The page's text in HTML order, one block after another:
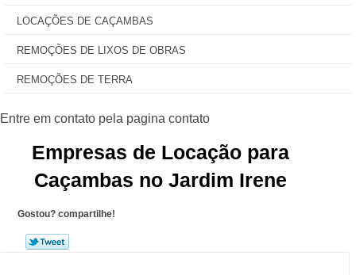
LOCAÇÕES DE CAÇAMBAS
REMOÇÕES DE LIXOS DE OBRAS
REMOÇÕES DE TERRA
Empresas de Locação para
Caçambas no Jardim Irene
Gostou? compartilhe!